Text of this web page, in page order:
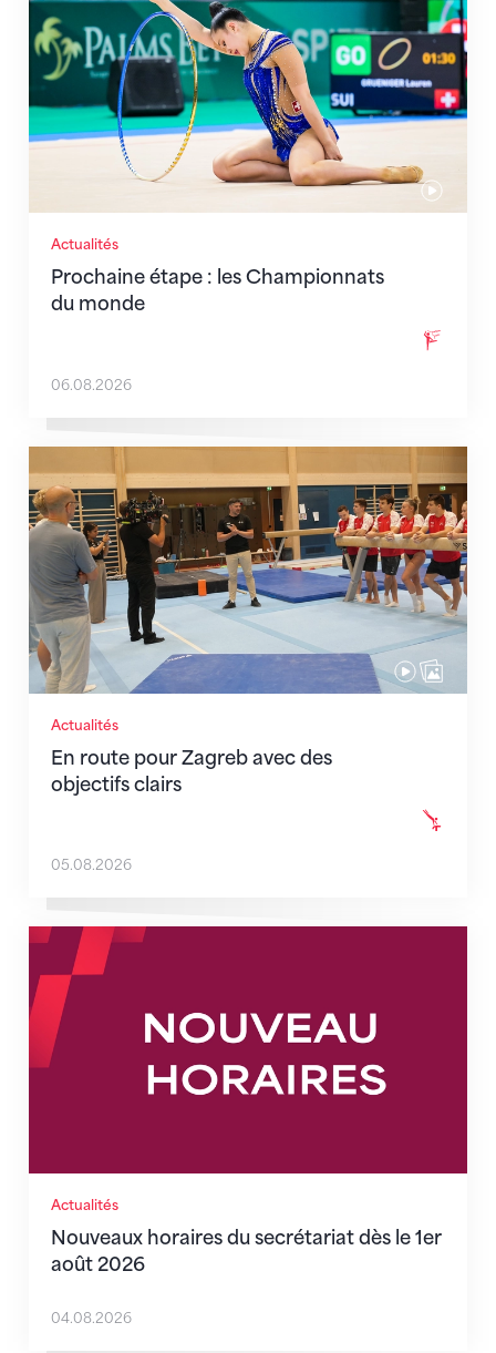
Actualités
Prochaine étape : les Championnats
du monde
06.08.2026
Actualités
En route pour Zagreb avec des
objectifs clairs
En route pour Zagreb avec des objectifs clairs
05.08.2026
Actualités
Nouveaux horaires du secrétariat dès le 1er
août 2026
Nouveaux horaires du secrétariat dès le 1er août
04.08.2026